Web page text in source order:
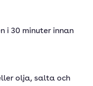
i 30 minuter innan
olja, salta och